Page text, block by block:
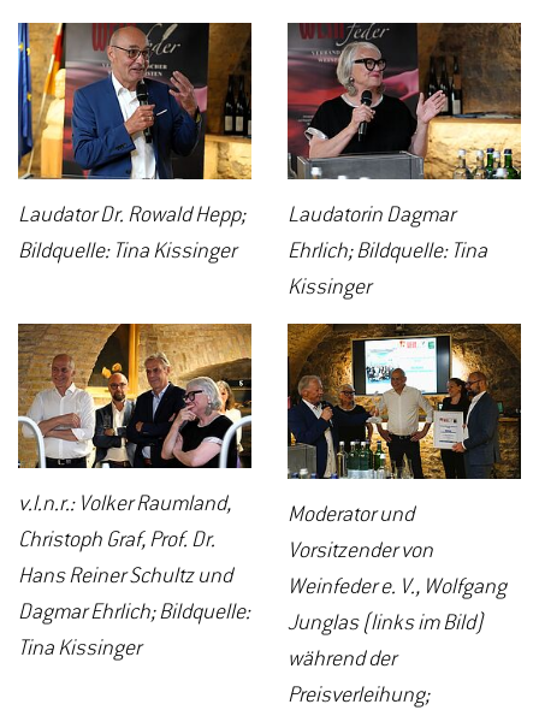
Laudator Dr. Rowald Hepp;
Bildquelle: Tina Kissinger
Laudatorin Dagmar
Ehrlich; Bildquelle: Tina
Kissinger
v.l.n.r.: Volker Raumland,
Christoph Graf, Prof. Dr.
Hans Reiner Schultz und
Dagmar Ehrlich; Bildquelle:
Tina Kissinger
Moderator und
Vorsitzender von
Weinfeder e. V., Wolfgang
Junglas (links im Bild)
während der
Preisverleihung;